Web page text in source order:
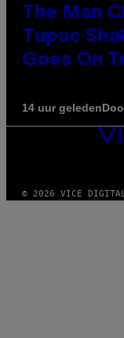
The Man
Tupac
Goes On
14 uur geleden
VICE
MEDIA
© 2026 VICE